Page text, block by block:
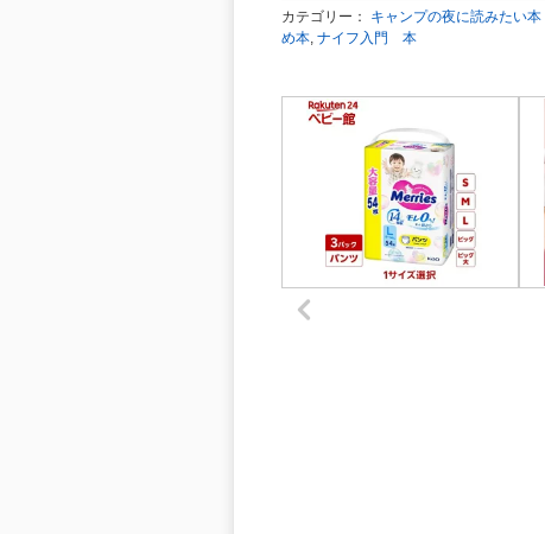
カテゴリー： キャンプの夜に読みたい本
め本, ナイフ入門 本